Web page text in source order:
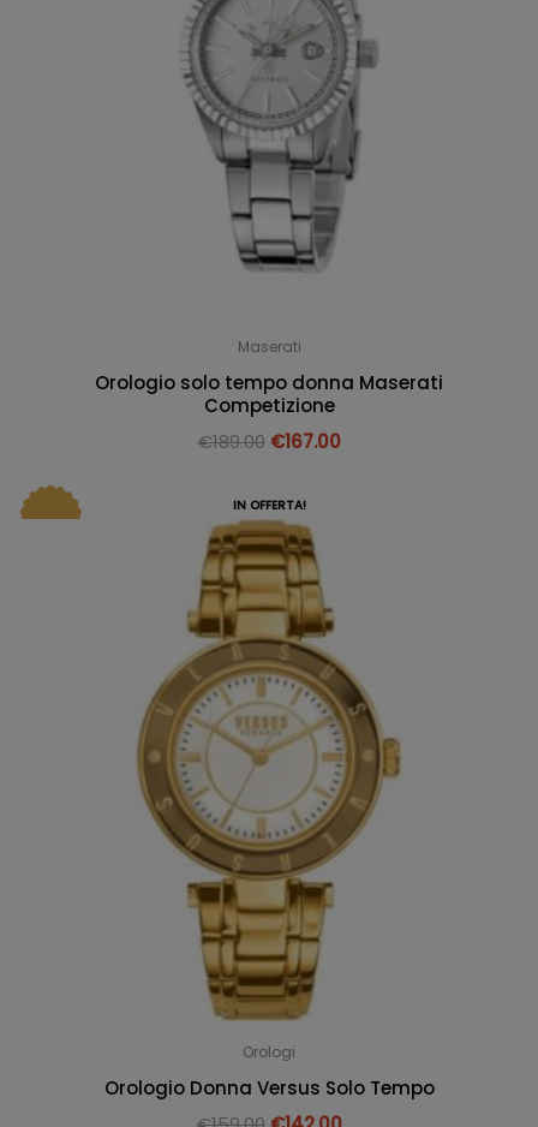
Maserati
Orologio solo tempo donna Maserati
Competizione
€189.00 €167.00
IN OFFERTA!
Orologi
Orologio Donna Versus Solo Tempo